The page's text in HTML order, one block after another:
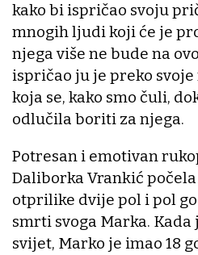
kako bi ispričao svoju
mnogih ljudi koji će je
njega više ne bude na
ispričao ju je preko
koja se, kako smo čuli,
odlučila boriti za njega.
Potresan i emotivan
Daliborka Vrankić
otprilike dvije pol i pol
smrti svoga Marka. Kada
svijet, Marko je imao 18